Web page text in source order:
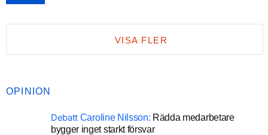
VISA FLER
OPINION
Debatt Caroline Nilsson: Rädda medarbetare
bygger inget starkt försvar